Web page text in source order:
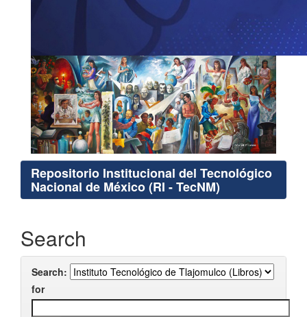
Repositorio Institucional del Tecnológico
Nacional de México (RI - TecNM)
Search
Search:
for